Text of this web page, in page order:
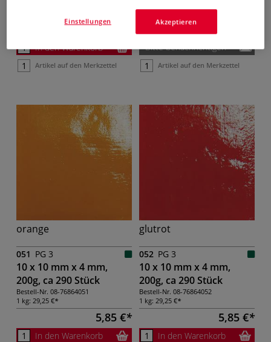
3,73 €
In den Warenkorb
Artikel auf den Merkzettel
1 kg:29,25 €
Bitte benachrichtigen
Artikel auf den Merkzettel
orange
051 PG 3
10 x 10 mm x 4 mm,
200g, ca 290 Stück
Bestell-Nr. 08-76864051
1 kg: 29,25 €
5,85 €
In den Warenkorb
glutrot
052 PG 3
10 x 10 mm x 4 mm,
200g, ca 290 Stück
Bestell-Nr. 08-76864052
1 kg: 29,25 €
5,85 €
In den Warenkorb
Akzeptieren
Einstellungen